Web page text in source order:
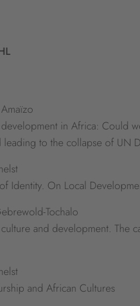
development in Africa: Could
leading to the collapse of UN
Identity. On Local
Tochalo
and development. The
and African Cultures